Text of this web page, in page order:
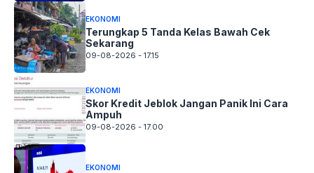
EKONOMI
Terungkap 5 Tanda Kelas Bawah Cek
Sekarang
09-08-2026 - 17.15
EKONOMI
Skor Kredit Jeblok Jangan Panik Ini Cara
Ampuh
09-08-2026 - 17.00
EKONOMI